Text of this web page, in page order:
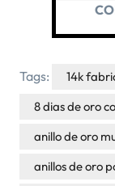
Tags:
14k
8 dias de oro
anillo de oro
anillos de oro